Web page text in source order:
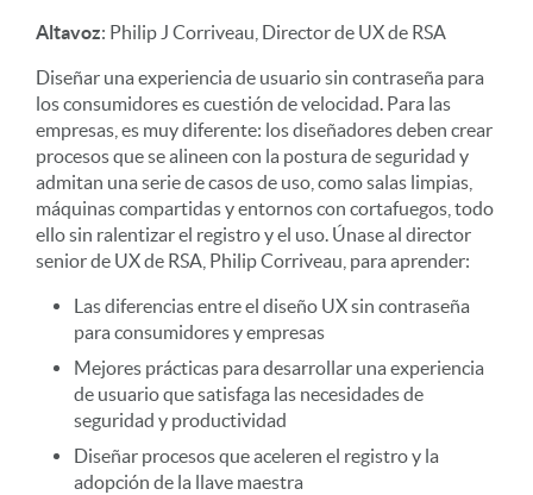
Altavoz: Philip J Corriveau, Director de UX de RSA
Diseñar una experiencia de usuario sin contraseña para
los consumidores es cuestión de velocidad. Para las
empresas, es muy diferente: los diseñadores deben crear
procesos que se alineen con la postura de seguridad y
admitan una serie de casos de uso, como salas limpias,
máquinas compartidas y entornos con cortafuegos, todo
ello sin ralentizar el registro y el uso. Únase al director
senior de UX de RSA, Philip Corriveau, para aprender:
Las diferencias entre el diseño UX sin contraseña
para consumidores y empresas
Mejores prácticas para desarrollar una experiencia
de usuario que satisfaga las necesidades de
seguridad y productividad
Diseñar procesos que aceleren el registro y la
adopción de la llave maestra